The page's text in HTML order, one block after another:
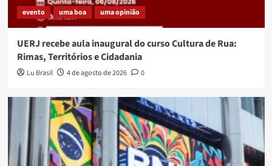
evento uma boa uma opinião
UERJ recebe aula inaugural do curso Cultura de Rua:
Rimas, Territórios e Cidadania
Lu Brasil 4 de agosto de 2026 0